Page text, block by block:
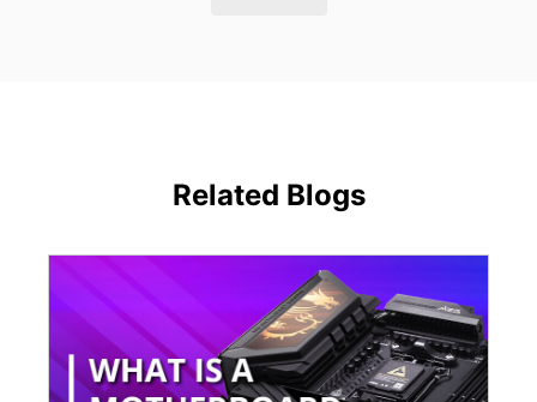
Related Blogs